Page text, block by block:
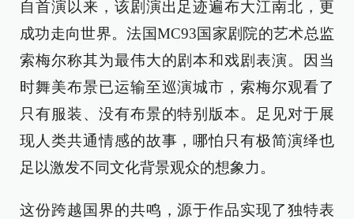
自首演以来，该剧演出足迹遍布大江南北，更
成功走向世界。法国MC93国家剧院的艺术总监
索梅尔称其为最伟大的剧本和戏剧表演。因当
时舞美布景已运输至巡演城市，索梅尔观看了
只有服装、没有布景的特别版本。足见对于展
现人类共通情感的故事，哪怕只有极简演绎也
足以激发不同文化背景观众的想象力。
这份跨越国界的共鸣，源于作品实现了独特表